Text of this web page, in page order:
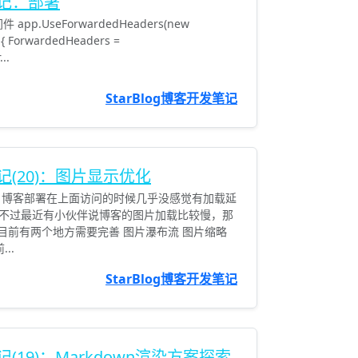
app.UseForwardedHeaders(new
ForwardedHeaders =
StarBlog博客开发笔记
(20)：图片显示优化
客部署在上面访问的时候几乎没感觉有加载延
过最近有小伙伴说博客的图片加载比较慢，那
前有两个地方需要完善 图片瀑布流 图片缩略
...
StarBlog博客开发笔记